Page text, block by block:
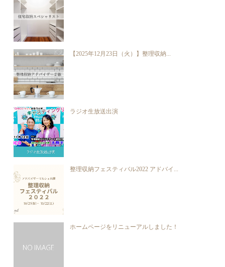
【2025年12月23日（火）】整理収納...
ラジオ生放送出演
整理収納フェスティバル2022 アドバイ...
ホームページをリニューアルしました！